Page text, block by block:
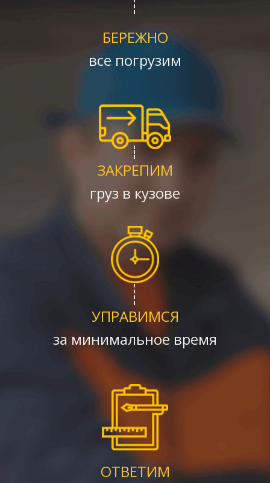
БЕРЕЖНО
все погрузим
ЗАКРЕПИМ
груз в кузове
УПРАВИМСЯ
за минимальное время
ОТВЕТИМ